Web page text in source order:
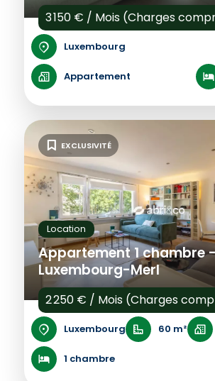
3 150 € / Mois (Charges
Luxembourg
Appartement
Location
Appartement 1 chambre
Luxembourg-Merl
2 250 € / Mois (Charges
Luxembourg 60 m²
1 chambre
EXCLUSIVITÉ